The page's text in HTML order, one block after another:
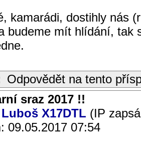
kamarádi, dostihly nás
budeme mít hlídání, tak
Odpovědět na tento
sraz 2017 !!
Luboš X17DTL (IP
09.05.2017 07:54